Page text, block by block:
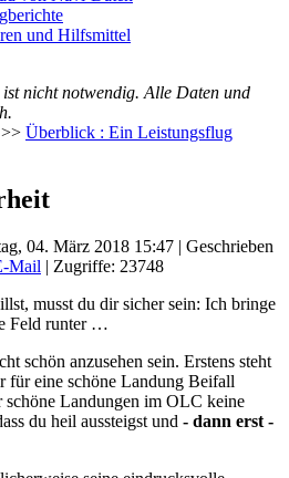
und Hilfsmittel
nicht notwendig. Alle Daten und
>> Überblick : Ein Leistungsflug
04. März 2018 15:47 | Geschrieben
| Zugriffe: 23748
musst du dir sicher sein: Ich bringe
Feld runter …
schön anzusehen sein. Erstens steht
für eine schöne Landung Beifall
schöne Landungen im OLC keine
du heil aussteigst und - dann erst -